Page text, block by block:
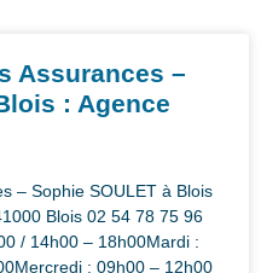
Assurances –
: Agence
– Sophie SOULET à Blois
Blois 02 54 78 75 96
/ 14h00 – 18h00Mardi :
: 09h00 – 12h00